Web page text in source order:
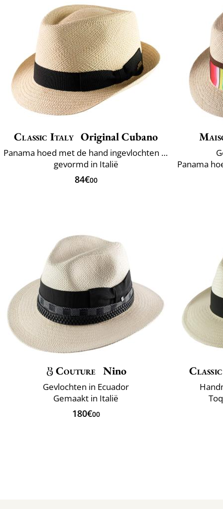
Classic Italy Original Cubano
Panama hoed met de hand ingevlochten in Ecuador
gevormd in Italië
84€00
Couture Nino
Gevlochten in Ecuador
Gemaakt in Italië
180€00